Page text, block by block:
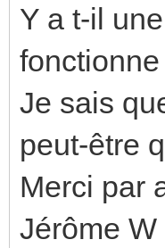
Y a t-il
Je sais
peut-être
Merci par
Jérôme W